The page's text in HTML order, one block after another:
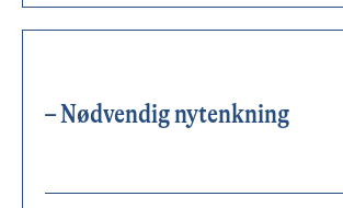
– Nødvendig nytenkning